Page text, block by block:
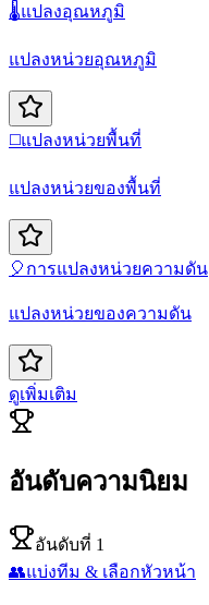
🌡️แปลงอุณหภูมิ
แปลงหน่วยอุณหภูมิ
◻️แปลงหน่วยพื้นที่
แปลงหน่วยของพื้นที่
🎈 การแปลงหน่วยความดัน
แปลงหน่วยของความดัน
ดูเพิ่มเติม
อันดับความนิยม
อันดับที่ 1
👥แบ่งทีม & เลือกหัวหน้า